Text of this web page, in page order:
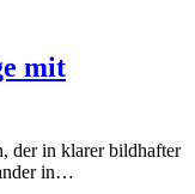
mit
der in klarer bildhafter
in…